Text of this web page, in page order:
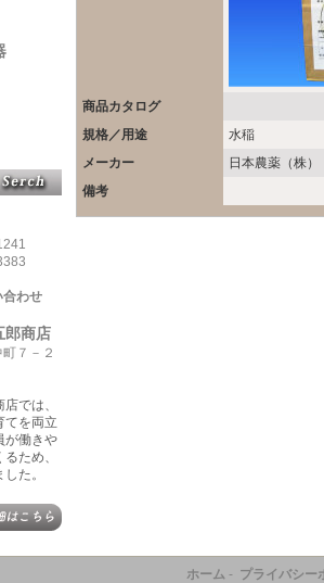
合わせ
郎商店
７－２
では、
てを両立
が働きや
ため、
た。
商品カタログ
規格／用途
水稲
メーカー
日本農薬（株）
備考
ホーム- プライバシー